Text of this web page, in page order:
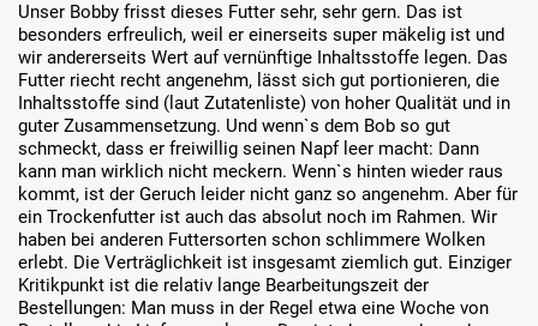
Unser Bobby frisst dieses Futter sehr, sehr gern. Das ist
besonders erfreulich, weil er einerseits super mäkelig ist und
wir andererseits Wert auf vernünftige Inhaltsstoffe legen. Das
Futter riecht recht angenehm, lässt sich gut portionieren, die
Inhaltsstoffe sind (laut Zutatenliste) von hoher Qualität und in
guter Zusammensetzung. Und wenn`s dem Bob so gut
schmeckt, dass er freiwillig seinen Napf leer macht: Dann
kann man wirklich nicht meckern. Wenn`s hinten wieder raus
kommt, ist der Geruch leider nicht ganz so angenehm. Aber für
ein Trockenfutter ist auch das absolut noch im Rahmen. Wir
haben bei anderen Futtersorten schon schlimmere Wolken
erlebt. Die Verträglichkeit ist insgesamt ziemlich gut. Einziger
Kritikpunkt ist die relativ lange Bearbeitungszeit der
Bestellungen: Man muss in der Regel etwa eine Woche von